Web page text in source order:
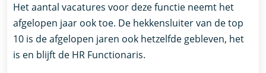
Het aantal vacatures voor deze functie neemt het
afgelopen jaar ook toe. De hekkensluiter van de top
10 is de afgelopen jaren ook hetzelfde gebleven, het
is en blijft de HR Functionaris.